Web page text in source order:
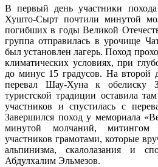
В первый день участники
Хушто-Сырт почтили минутой
погибших в годы Великой
группа отправилась в урочище
был установлен лагерь. Поход
климатических условиях, при
до минус 15 градусов. На второй
перевал Шау-Хуна к обелиску
туристской традиции оставила
участников и спустилась с
Завершился поход у мемориала
минутой молчаний,
участников грамотами, которые
альпинизма, скалолазания и
Абдулхалим Эльмезов.